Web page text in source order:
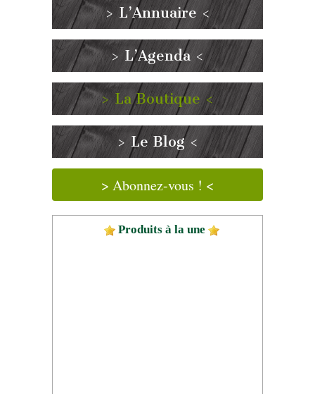
> L’Annuaire <
> L’Agenda <
> La Boutique <
> Le Blog <
> Abonnez-vous ! <
Produits à la une